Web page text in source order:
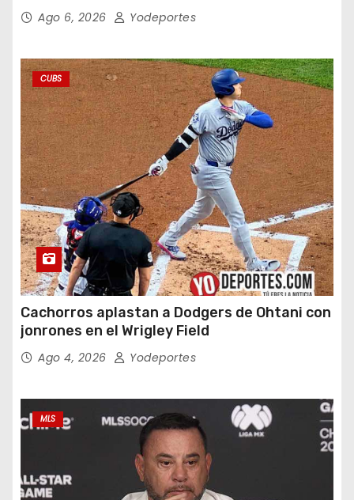
Ago 6, 2026 Yodeportes
CUBS
Cachorros aplastan a Dodgers de Ohtani con
jonrones en el Wrigley Field
Ago 4, 2026 Yodeportes
MLS